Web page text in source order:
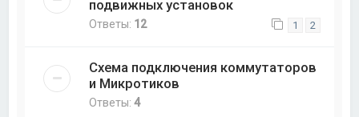
подвижных установок
Ответы: 12 1 2
Схема подключения коммутаторов
и Микротиков
Ответы:4